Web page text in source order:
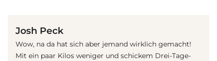
Josh Peck
Wow, na da hat sich aber jemand wirklich gemacht!
Mit ein paar Kilos weniger und schickem Drei-Tage-